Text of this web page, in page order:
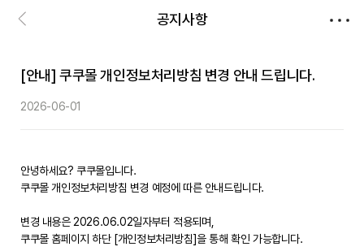
공지사항
[안내] 쿠쿠몰 개인정보처리방침 변경 안내 드립니다.
2026-06-01
안녕하세요? 쿠쿠몰입니다.
쿠쿠몰 개인정보처리방침 변경 예정에 따른 안내드립니다.
변경 내용은 2026.06.02일자부터 적용되며,
쿠쿠몰 홈페이지 하단 [개인정보처리방침]을 통해 확인 가능합니다.